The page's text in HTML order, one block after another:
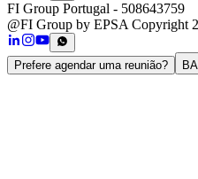
FI Group Portugal - 508643759
@FI Group by EPSA Copyright
Prefere agendar uma reunião?